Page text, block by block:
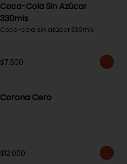
Coca-Cola Sin Azúcar
330mls
Coca-cola sin azúcar 330mls
$7.500
Corona Cero
$12.000